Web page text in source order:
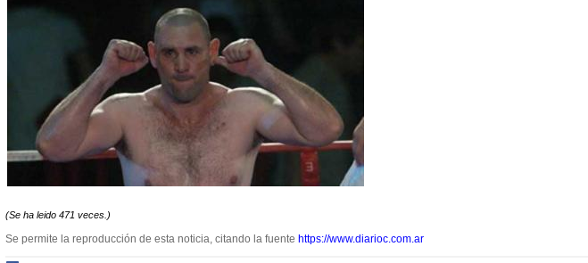
(Se ha leido 471 veces.)
Se permite la reproducción de esta noticia, citando la fuente https://www.diarioc.com.ar